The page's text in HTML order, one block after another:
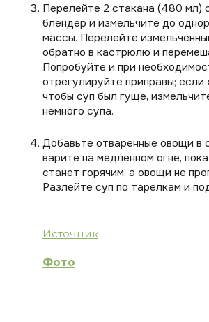
Перелейте 2 стакана (480 мл)
блендер и измельчите до
массы. Перелейте
обратно в кастрюлю и
Попробуйте и при
отрегулируйте приправы; если
чтобы суп был гуще,
немного супа.
Добавьте отваренные овощи в
варите на медленном огне,
станет горячим, а овощи не
Разлейте суп по тарелкам и
Источник
Фото